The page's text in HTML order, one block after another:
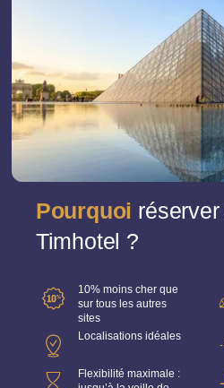
votre réservation (sur notre
l'hôtel) et payez le 6€ moins
Pourquoi
Timhotel ?
10% moins cher que
sur tous les autres
sites
Localisations idéales
Flexibilité maximale :